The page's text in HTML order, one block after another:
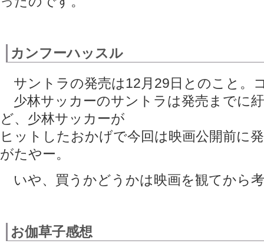
カンフーハッスル
サントラの発売は12月29日とのこと。
少林サッカーのサントラは発売までに
ど、少林サッカーが
ヒットしたおかげで今回は映画公開前に
がたやー。
いや、買うかどうかは映画を観てから
お伽草子感想